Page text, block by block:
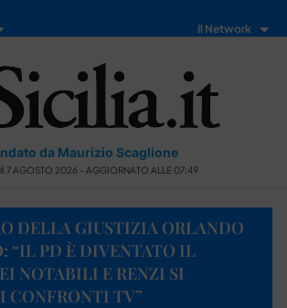
Il Network
da Maurizio Scaglione
7 AGOSTO 2026 - AGGIORNATO ALLE 07:49
DELLA GIUSTIZIA ORLANDO
“IL PD È DIVENTATO IL
NOTABILI E RENZI SI
CONFRONTI TV”